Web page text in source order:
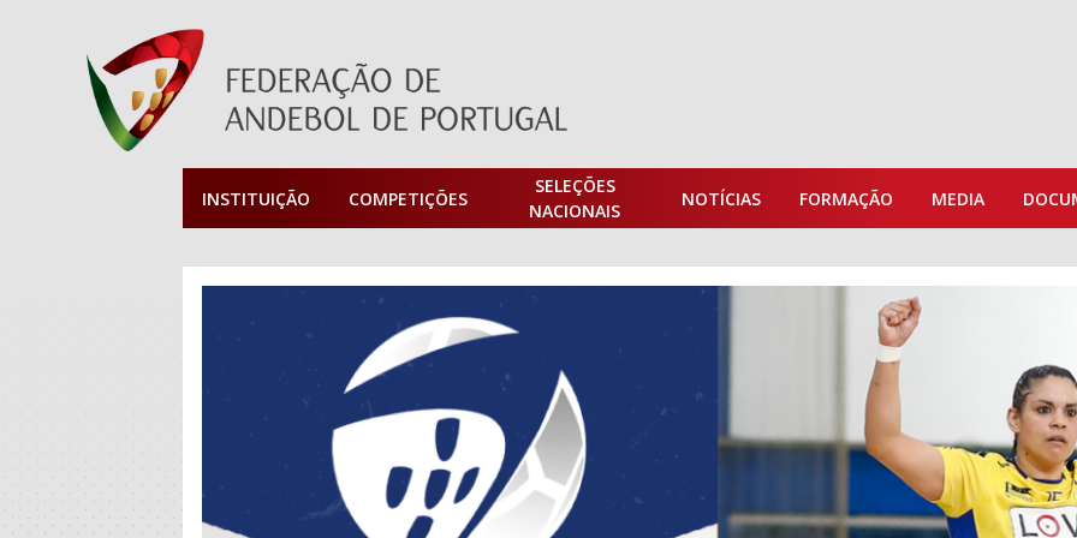
INSTITUIÇÃO COMPETIÇÕES
SELEÇÕES
NACIONAIS
NOTÍCIAS FORMAÇÃO MEDIA